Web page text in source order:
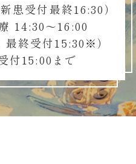
患受付最終16:30）
14:30～16:00
最終受付15:30※）
付15:00まで